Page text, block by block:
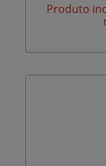
Produto